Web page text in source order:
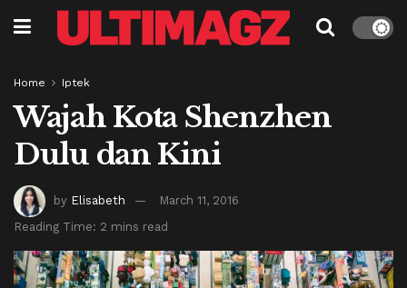
Home Iptek
Wajah Kota Shenzhen
Dulu dan Kini
by Elisabeth
March 11, 2016
Reading Time: 2 mins read